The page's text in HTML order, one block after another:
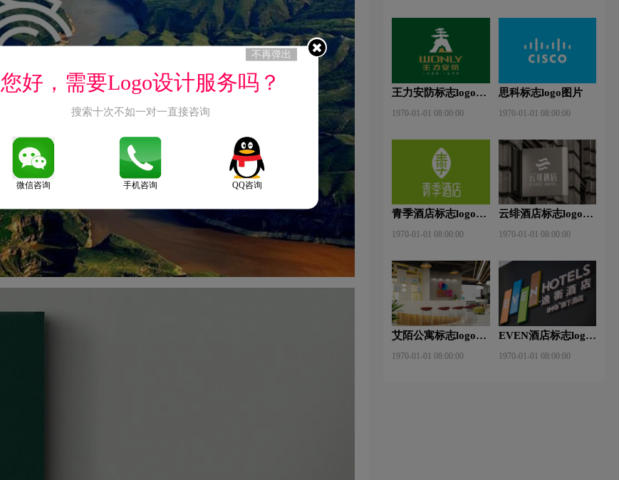
王力安防标志logo图
1970-01-01 08:00:00
思科标志logo图片
1970-01-01 08:00:00
青季酒店标志logo图
1970-01-01 08:00:00
云绯酒店标志logo图
1970-01-01 08:00:00
艾陌公寓标志logo图
1970-01-01 08:00:00
EVEN酒店标志logo
1970-01-01 08:00:00
不再弹出
您好，需要Logo设计服务吗？
搜索十次不如一对一直接咨询
微信咨询 手机咨询 QQ咨询